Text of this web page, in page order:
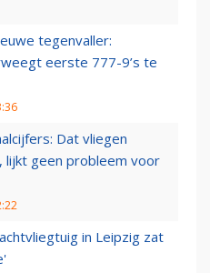
tegenvaller:
eerste 777-9’s te
Dat vliegen
lijkt geen probleem voor
in Leipzig zat